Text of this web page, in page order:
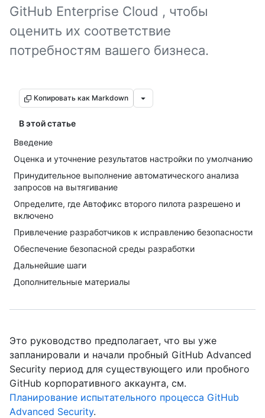
GitHub Enterprise Cloud , чтобы
оценить их соответствие
потребностям вашего бизнеса.
Копировать как Markdown
В этой статье
Введение
Оценка и уточнение результатов настройки по умолчанию
Принудительное выполнение автоматического анализа
запросов на вытягивание
Определите, где Автофикс второго пилота разрешено и
включено
Привлечение разработчиков к исправлению безопасности
Обеспечение безопасной среды разработки
Дальнейшие шаги
Дополнительные материалы
Это руководство предполагает, что вы уже
запланировали и начали пробный GitHub Advanced
Security период для существующего или пробного
GitHub корпоративного аккаунта, см.
Планирование испытательного процесса GitHub
Advanced Security.